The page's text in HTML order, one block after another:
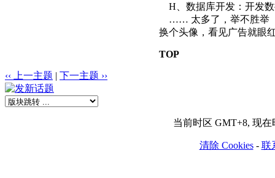
H、数据库开发：开发
…… 太多了，举不胜举
换个头像，看见广告就眼
TOP
‹‹ 上一主题 | 下一主题 ››
当前时区 GMT+8, 现在
清除 Cookies- 联